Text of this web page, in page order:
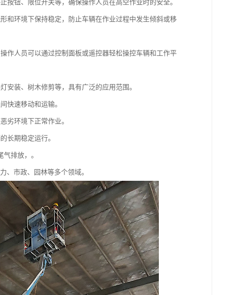
按钮、限位开关等，确保操作人员在高空作业时的安全。
和环境下保持稳定，防止车辆在作业过程中发生倾斜或移
作人员可以通过控制面板或遥控器轻松操控车辆和工作平
安装、树木修剪等，具有广泛的应用范围。
快速移动和运输。
劣环境下正常作业。
长期稳定运行。
排放，。
、市政、园林等多个领域。